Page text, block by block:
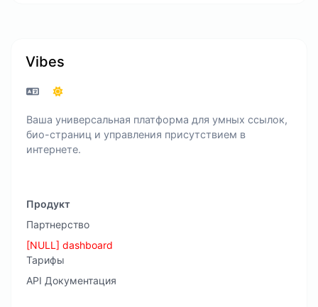
Vibes
Ваша универсальная платформа для умных ссылок,
био-страниц и управления присутствием в
интернете.
Продукт
Партнерство
[NULL] dashboard
Тарифы
API Документация